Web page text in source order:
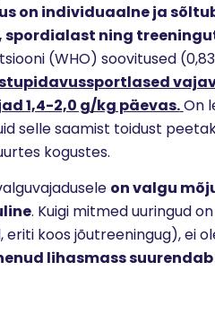
on individuaalne ja
ning
(WHO) soovitused
1,4-2,0 g/kg päevas.On
selle saamist toidust
kogustes.
on valgu
. Kuigi mitmed uuringud
eriti koos jõutreeningug), ei
lihasmass